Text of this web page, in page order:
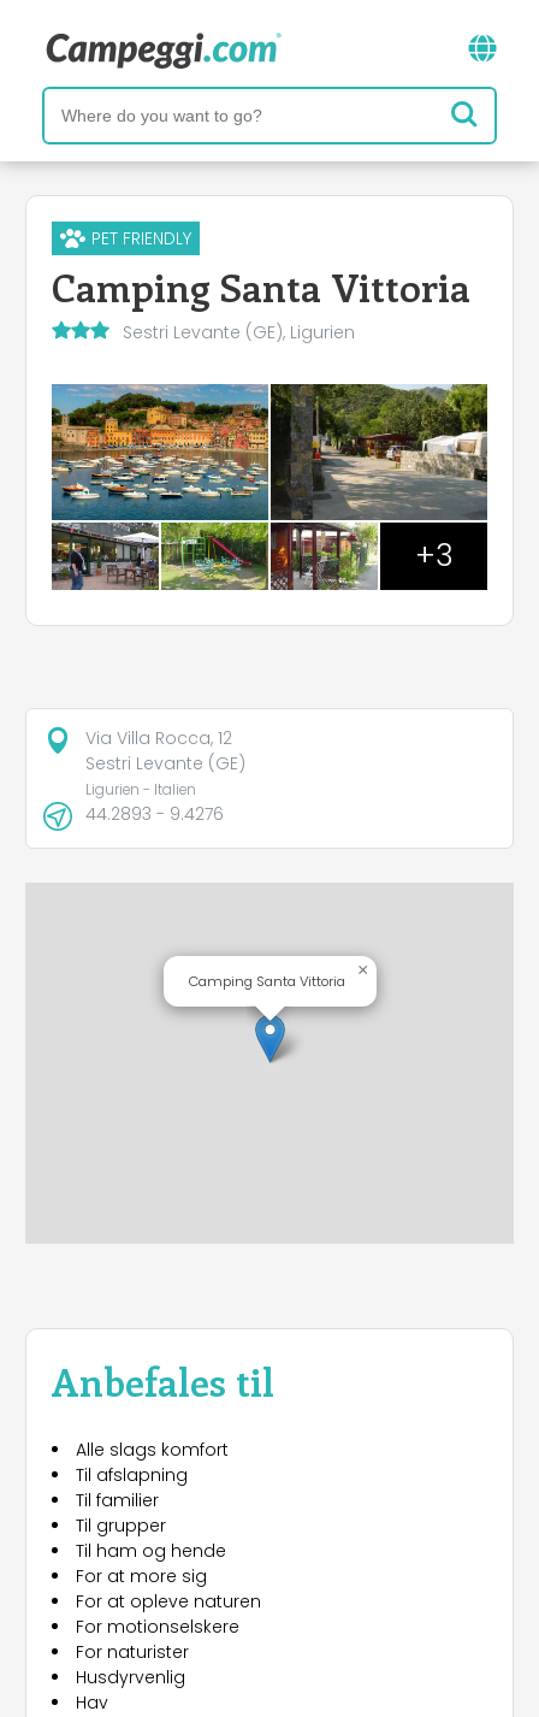
PET FRIENDLY
Camping Santa Vittoria
Sestri Levante (GE), Ligurien
+3
Anbefales til
Alle slags komfort
Til afslapning
Til familier
Til grupper
Til ham og hende
For at more sig
For at opleve naturen
For motionselskere
For naturister
Husdyrvenlig
Hav
Via Villa Rocca, 12
Sestri Levante (GE)
Ligurien - Italien
44.2893 - 9.4276
Camping Santa Vittoria
×